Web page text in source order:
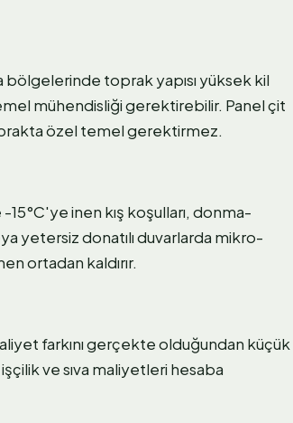
toprak yapısı yüksek kil
mühendisliği gerektirebilir. Panel çit
özel temel gerektirmez.
15°C'ye inen kış koşulları, donma-
yetersiz donatılı duvarlarda mikro-
ortadan kaldırır.
farkını gerçekte olduğundan küçük
ve sıva maliyetleri hesaba